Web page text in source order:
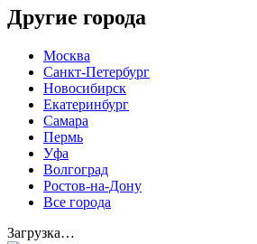
Другие города
Москва
Санкт-Петербург
Новосибирск
Екатеринбург
Самара
Пермь
Уфа
Волгоград
Ростов-на-Дону
Все города
Загрузка…